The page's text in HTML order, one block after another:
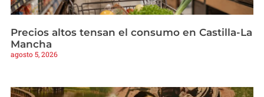
Precios altos tensan el consumo en Castilla-La
Mancha
agosto 5, 2026